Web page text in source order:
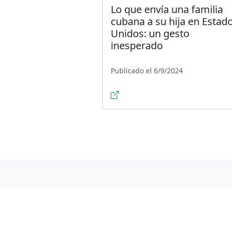
Lo que envía una familia
cubana a su hija en
Unidos: un gesto
inesperado
Publicado el 6/9/2024